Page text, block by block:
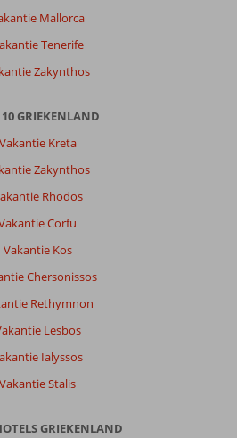
Mallorca
Tenerife
Zakynthos
GRIEKENLAND
Vakantie Kreta
Zakynthos
Rhodos
Corfu
Vakantie Kos
Chersonissos
Rethymnon
Lesbos
Ialyssos
Vakantie Stalis
GRIEKENLAND